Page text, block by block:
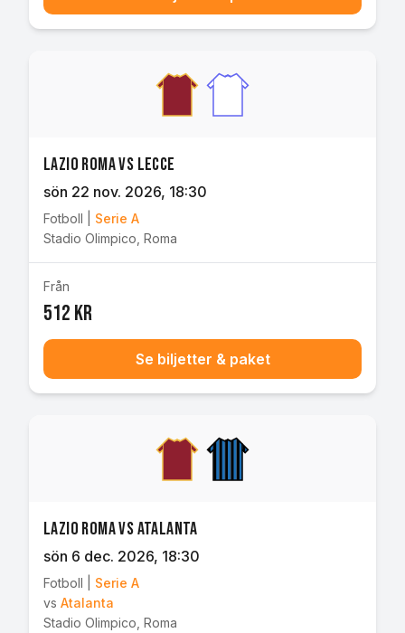
Lazio Roma vs Lecce
sön 22 nov. 2026, 18:30
Fotboll
Serie A
Stadio Olimpico Roma
Från
512 kr
Se biljetter & paket
Lazio Roma vs Atalanta
sön 6 dec. 2026, 18:30
Fotboll
Serie A
vs Atalanta
Stadio Olimpico Roma